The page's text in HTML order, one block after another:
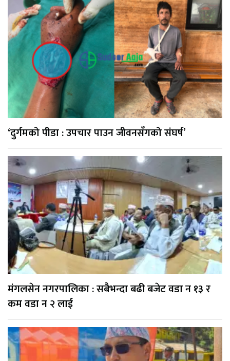
‘दुर्गमको पीडा : उपचार पाउन जीवनसँगको संघर्ष’
मंगलसेन नगरपालिका : सबैभन्दा बढी बजेट वडा न १३ र
कम वडा न २ लाई